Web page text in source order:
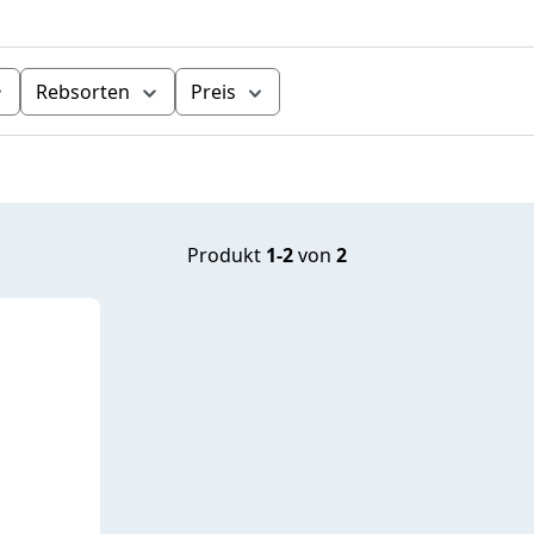
Rebsorten Preis
Produkt 1-2von 2